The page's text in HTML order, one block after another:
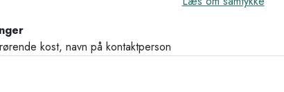
kost, navn på kontaktperson